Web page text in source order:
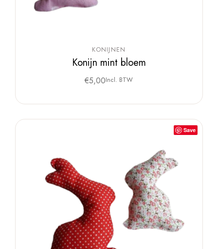
KONIJNEN
Konijn mint bloem
€5,00Incl. BTW
Save